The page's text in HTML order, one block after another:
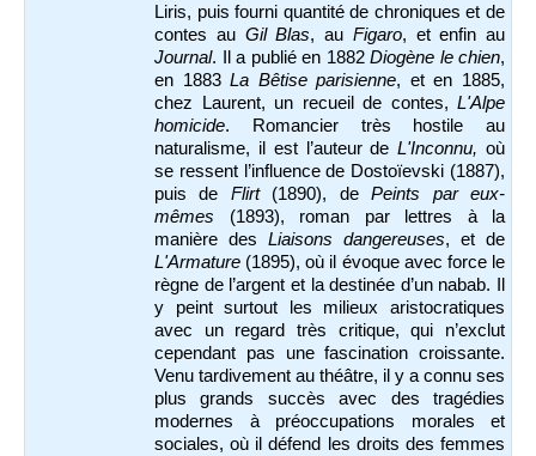
Liris, puis fourni quantité de chroniques et de
contes au Gil Blas, au Figaro, et enfin au
Journal. Il a publié en 1882 Diogène le chien,
en 1883La Bêtise parisienne, et en 1885,
chez Laurent, un recueil de contes, L'Alpe
homicide. Romancier très hostile au
naturalisme, il est l’auteur deL'Inconnu,où
se ressent l’influence de Dostoïevski (1887),
puis de Flirt(1890), dePeints par eux-
mêmes (1893), roman par lettres à la
manière des Liaisons dangereuses, et de
L'Armature (1895), où il évoque avec force le
règne de l’argent et la destinée d’un nabab. Il
y peint surtout les milieux aristocratiques
avec un regard très critique, qui n’exclut
cependant pas une fascination croissante.
Venu tardivement au théâtre, il y a connu ses
plus grands succès avec des tragédies
modernes à préoccupations morales et
sociales, où il défend les droits des femmes